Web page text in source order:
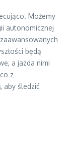
Możemy
autonomicznej
będą
a jazda nimi
z
, aby śledzić